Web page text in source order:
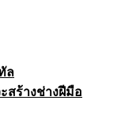
ล
สร้างช่างฝีมือ